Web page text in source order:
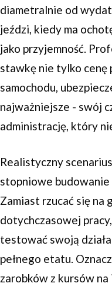
diametralnie od
jeździ, kiedy ma
jako przyjemność.
stawkę nie tylko cenę
samochodu,
najważniejsze - swój
administrację, który
Realistyczny
stopniowe
Zamiast rzucać się na
dotychczasowej
testować swoją
pełnego etatu.
zarobków z kursów